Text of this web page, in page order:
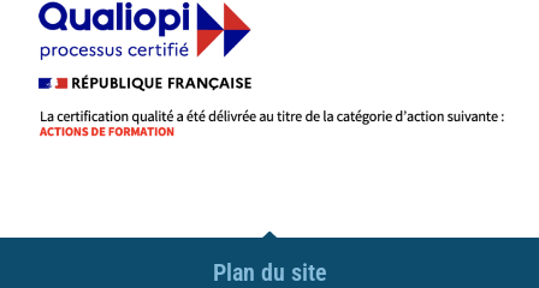
Plan du site